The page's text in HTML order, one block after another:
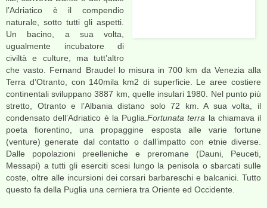
l’Adriatico è il compendio
naturale, sotto tutti gli aspetti.
Un bacino, a sua volta,
ugualmente incubatore di
civiltà e culture, ma tutt’altro
che vasto. Fernand Braudel lo misura in 700 km da Venezia alla
Terra d’Otranto, con 140mila km2 di superficie. Le aree costiere
continentali sviluppano 3887 km, quelle insulari 1980. Nel punto più
stretto, Otranto e l’Albania distano solo 72 km. A sua volta, il
condensato dell’Adriatico è la Puglia. Fortunata terra la chiamava il
poeta fiorentino, una propaggine esposta alle varie fortune
(venture) generate dal contatto o dall’impatto con etnie diverse.
Dalle popolazioni preelleniche e preromane (Dauni, Peuceti,
Messapi) a tutti gli eserciti scesi lungo la penisola o sbarcati sulle
coste, oltre alle incursioni dei corsari barbareschi e balcanici. Tutto
questo fa della Puglia una cerniera tra Oriente ed Occidente.